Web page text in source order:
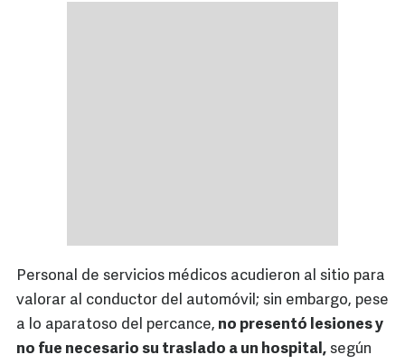
Personal de servicios médicos acudieron al sitio para
valorar al conductor del automóvil; sin embargo, pese
a lo aparatoso del percance, no presentó lesiones y
no fue necesario su traslado a un hospital, según